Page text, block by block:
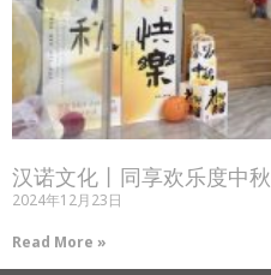
汉诺文化丨同享欢乐度中秋
2024年12月23日
Read More »